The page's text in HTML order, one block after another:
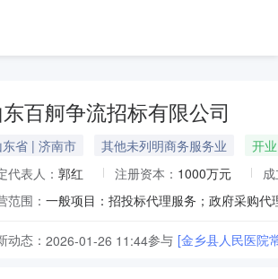
百舸争流招标有限公司
东省 | 济南市 其他未列明商务服务业
开业
代表人： 郭红 注册资本： 1000万元
范围：
动态： 2026-01-26 11:44参与 [金乡县人民医院